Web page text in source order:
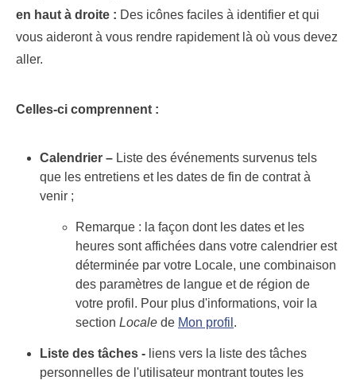
en haut à droite : Des icônes faciles à identifier et qui
vous aideront à vous rendre rapidement là où vous devez
aller.
Celles-ci comprennent :
Calendrier – Liste des événements survenus tels
que les entretiens et les dates de fin de contrat à
venir ;
Remarque : la façon dont les dates et les
heures sont affichées dans votre calendrier est
déterminée par votre Locale, une combinaison
des paramètres de langue et de région de
votre profil. Pour plus d'informations, voir la
section Locale de Mon profil .
Liste des tâches - liens vers la liste des tâches
personnelles de l'utilisateur montrant toutes les